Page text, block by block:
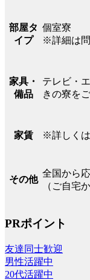
部屋タ
イプ
個室寮
※詳細は
家具・
備品
テレビ・
きの寮を
家賃 ※詳しく
その他
全国から
（ご自宅
PRポイント
友達同士歓迎
男性活躍中
20代活躍中